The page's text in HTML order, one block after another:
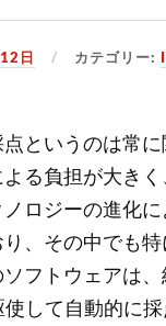
日 カテゴリー:
というのは常に
る負担が大き
ロジーの進化
、その中でも
フトウェアは
して自動的に